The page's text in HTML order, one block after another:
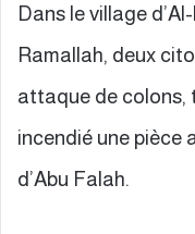
Dans le village
Ramallah, deux
attaque de colons,
incendié une pièce
d’Abu Falah.